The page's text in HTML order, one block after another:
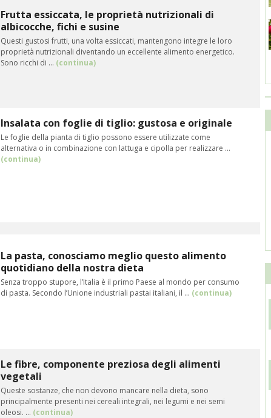
Frutta essiccata, le proprietà nutrizionali di
albicocche, fichi e susine
Questi gustosi frutti, una volta essiccati, mantengono integre le loro
proprietà nutrizionali diventando un eccellente alimento energetico.
Sono ricchi di ... (continua)
Insalata con foglie di tiglio: gustosa e originale
Le foglie della pianta di tiglio possono essere utilizzate come
alternativa o in combinazione con lattuga e cipolla per realizzare ...
(continua)
La pasta, conosciamo meglio questo alimento
quotidiano della nostra dieta
Senza troppo stupore, l’Italia è il primo Paese al mondo per consumo
di pasta. Secondo l’Unione industriali pastai italiani, il ... (continua)
Le fibre, componente preziosa degli alimenti
vegetali
Queste sostanze, che non devono mancare nella dieta, sono
principalmente presenti nei cereali integrali, nei legumi e nei semi
oleosi. ... (continua)